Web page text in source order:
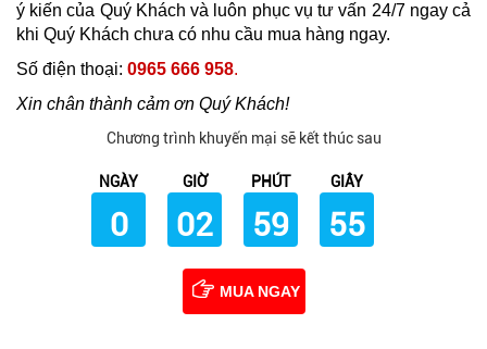
ý kiến của Quý Khách và luôn phục vụ tư vấn 24/7 ngay cả
khi Quý Khách chưa có nhu cầu mua hàng ngay.
Số điện thoại: 0965 666 958.
Xin chân thành cảm ơn Quý Khách!
Chương trình khuyến mại sẽ kết thúc sau
NGÀY
0
GIỜ
02
PHÚT
59
GIÂY
54
MUA NGAY